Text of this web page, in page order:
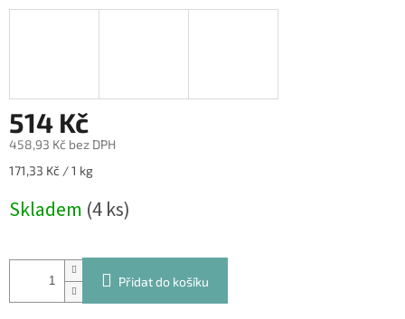
514 Kč
458,93 Kč bez DPH
Měrná
171,33 Kč / 1 kg
Skladem (4 ks)
Přidat do košíku